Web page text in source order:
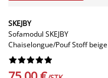
SKEJBY
Sofamodul SKEJBY
Chaiselongue/Pouf Stoff beige





